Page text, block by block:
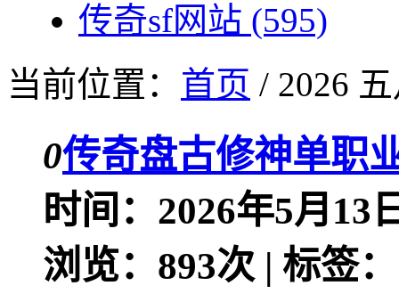
传奇sf网站 (595)
当前位置： 首页 / 2026
0传奇盘古修神单职
时间：2026年5月13
浏览：893次 | 标签：